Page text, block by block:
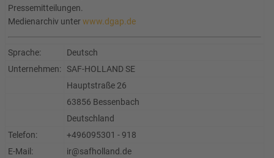
Pressemitteilungen.
Medienarchiv unterwww.dgap.de
Sprache:
Deutsch
Unternehmen:
SAF-HOLLAND SE
Hauptstraße 26
63856 Bessenbach
Deutschland
Telefon:
+496095301 - 918
E-Mail:
ir@safholland.de